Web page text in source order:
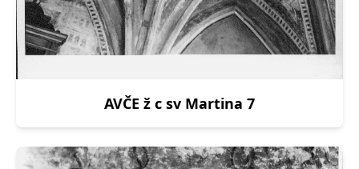
AVČE ž c sv Martina 7